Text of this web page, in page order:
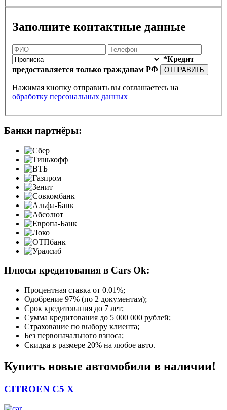
Заполните контактные данные
*Кредит
предоставляется только гражданам РФ
ОТПРАВИТЬ
Нажимая кнопку отправить вы соглашаетесь на
обработку персональных данных
Банки партнёры:
Плюсы кредитования в Cars Ok:
Процентная ставка от 0.01%;
Одобрение 97% (по 2 документам);
Срок кредитования до 7 лет;
Сумма кредитования до 5 000 000 рублей;
Страхование по выбору клиента;
Без первоначального взноса;
Скидка в размере 20% на любое авто.
Купить новые автомобили в наличии!
CITROEN C5 X